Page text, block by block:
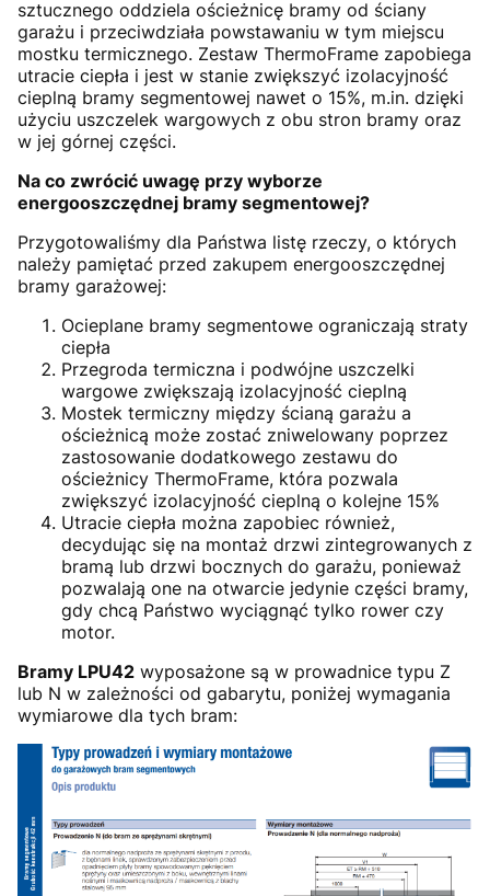
sztucznego oddziela ościeżnicę bramy od ściany
garażu i przeciwdziała powstawaniu w tym miejscu
mostku termicznego. Zestaw ThermoFrame zapobiega
utracie ciepła i jest w stanie zwiększyć izolacyjność
cieplną bramy segmentowej nawet o 15%, m.in. dzięki
użyciu uszczelek wargowych z obu stron bramy oraz
w jej górnej części.
Na co zwrócić uwagę przy wyborze
energooszczędnej bramy segmentowej?
Przygotowaliśmy dla Państwa listę rzeczy, o których
należy pamiętać przed zakupem energooszczędnej
bramy garażowej:
Ocieplane bramy segmentowe ograniczają straty
ciepła
Przegroda termiczna i podwójne uszczelki
wargowe zwiększają izolacyjność cieplną
Mostek termiczny między ścianą garażu a
ościeżnicą może zostać zniwelowany poprzez
zastosowanie dodatkowego zestawu do
ościeżnicy ThermoFrame, która pozwala
zwiększyć izolacyjność cieplną o kolejne 15%
Utracie ciepła można zapobiec również,
decydując się na montaż drzwi zintegrowanych z
bramą lub drzwi bocznych do garażu, ponieważ
pozwalają one na otwarcie jedynie części bramy,
gdy chcą Państwo wyciągnąć tylko rower czy
motor.
Bramy LPU42 wyposażone są w prowadnice typu Z
lub N w zależności od gabarytu, poniżej wymagania
wymiarowe dla tych bram: